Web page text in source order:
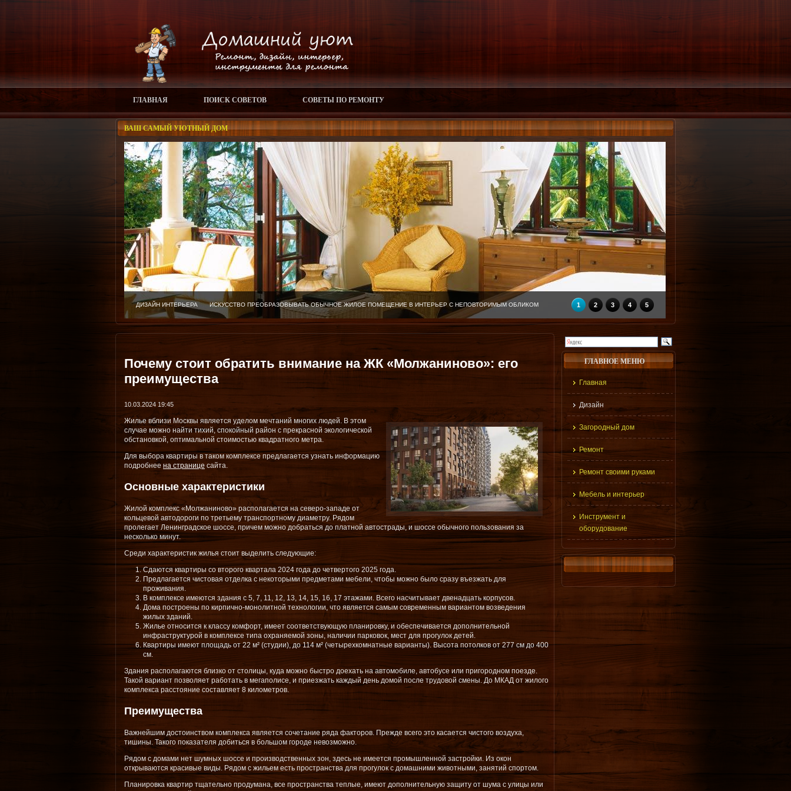
ГЛАВНАЯ ПОИСК СОВЕТОВ СОВЕТЫ ПО РЕМОНТУ
ВАШ САМЫЙ УЮТНЫЙ ДОМ
ДИЗАЙН ИНТЕРЬЕРА ИСКУССТВО ПРЕОБРАЗОВЫВАТЬ ОБЫЧНОЕ ЖИЛОЕ ПОМЕЩЕНИЕ В ИНТЕРЬЕР С НЕПОВТОРИМЫМ ОБЛИКОМ 1 2 3 4 5
Почему стоит обратить внимание на ЖК «Молжаниново»: его
преимущества
10.03.2024 19:45
Жилье вблизи Москвы является уделом мечтаний многих людей. В этом
случае можно найти тихий, спокойный район с прекрасной экологической
обстановкой, оптимальной стоимостью квадратного метра.
Для выбора квартиры в таком комплексе предлагается узнать информацию
подробнее на странице сайта.
Основные характеристики
Жилой комплекс «Молжаниново» располагается на северо-западе от
кольцевой автодороги по третьему транспортному диаметру. Рядом
пролегает Ленинградское шоссе, причем можно добраться до платной автострады, и шоссе обычного пользования за
несколько минут.
Среди характеристик жилья стоит выделить следующие:
Сдаются квартиры со второго квартала 2024 года до четвертого 2025 года.
Предлагается чистовая отделка с некоторыми предметами мебели, чтобы можно было сразу въезжать для
проживания.
В комплексе имеются здания с 5, 7, 11, 12, 13, 14, 15, 16, 17 этажами. Всего насчитывает двенадцать корпусов.
Дома построены по кирпично-монолитной технологии, что является самым современным вариантом возведения
жилых зданий.
Жилье относится к классу комфорт, имеет соответствующую планировку, и обеспечивается дополнительной
инфраструктурой в комплексе типа охраняемой зоны, наличии парковок, мест для прогулок детей.
Квартиры имеют площадь от 22 м² (студии), до 114 м² (четырехкомнатные варианты). Высота потолков от 277 см до 400
см.
Здания располагаются близко от столицы, куда можно быстро доехать на автомобиле, автобусе или пригородном поезде.
Такой вариант позволяет работать в мегаполисе, и приезжать каждый день домой после трудовой смены. До МКАД от жилого
комплекса расстояние составляет 8 километров.
Преимущества
Важнейшим достоинством комплекса является сочетание ряда факторов. Прежде всего это касается чистого воздуха,
тишины. Такого показателя добиться в большом городе невозможно.
Рядом с домами нет шумных шоссе и производственных зон, здесь не имеется промышленной застройки. Из окон
открываются красивые виды. Рядом с жильем есть пространства для прогулок с домашними животными, занятий спортом.
Планировка квартир тщательно продумана, все пространства теплые, имеют дополнительную защиту от шума с улицы или
ГЛАВНОЕ МЕНЮ
Главная
Дизайн
Загородный дом
Ремонт
Ремонт своими руками
Мебель и интерьер
Инструмент и
оборудование